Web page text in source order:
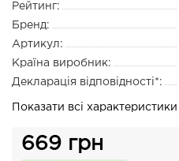
Рейтинг:
Бренд:
Артикул:
Країна виробник:
Декларація відповідності*:
Показати всі характеристики
669 грн